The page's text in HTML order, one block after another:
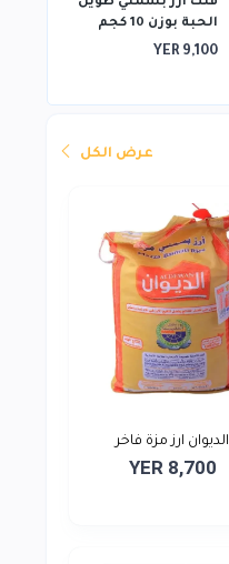
فلك أرز بسمتي طويل
الحبة بوزن 10 كجم
YER 9,100
عرض الكل
الديوان ارز مزة فاخر
YER 8,700